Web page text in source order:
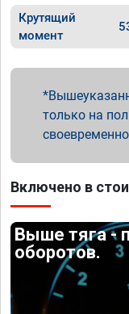
Крутящий
момент
только на
Включено в
Выше тяга -
оборотов.